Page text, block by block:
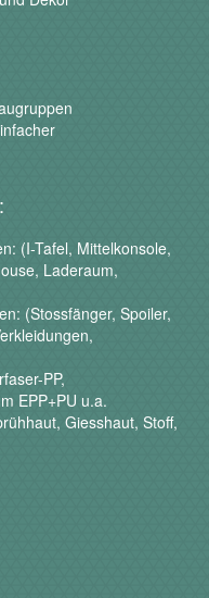
(I-Tafel, Mittelkonsole,
Laderaum,
(Stossfänger, Spoiler,
PP,
EPP+PU u.a.
Giesshaut, Stoff,